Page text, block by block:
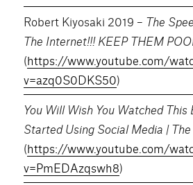
Robert Kiyosaki 2019 – The
The Internet!!! KEEP THEM
(https://www.youtube.com/
v=azq0S0DKS50)
You Will Wish You Watched This
Started Using Social Media |
(https://www.youtube.com/
v=PmEDAzqswh8)